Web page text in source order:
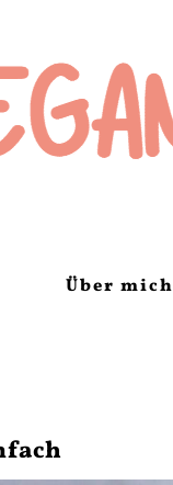
Über mich